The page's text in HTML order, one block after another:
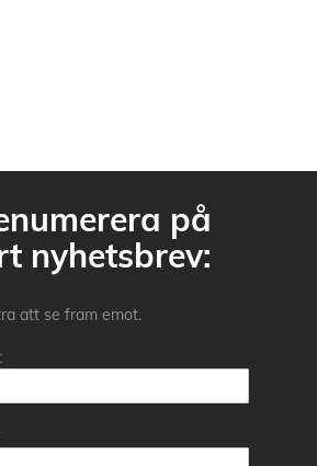
på
nyhetsbrev:
att se fram emot.